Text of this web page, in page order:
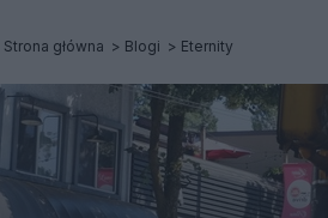
Strona główna Blogi Eternity